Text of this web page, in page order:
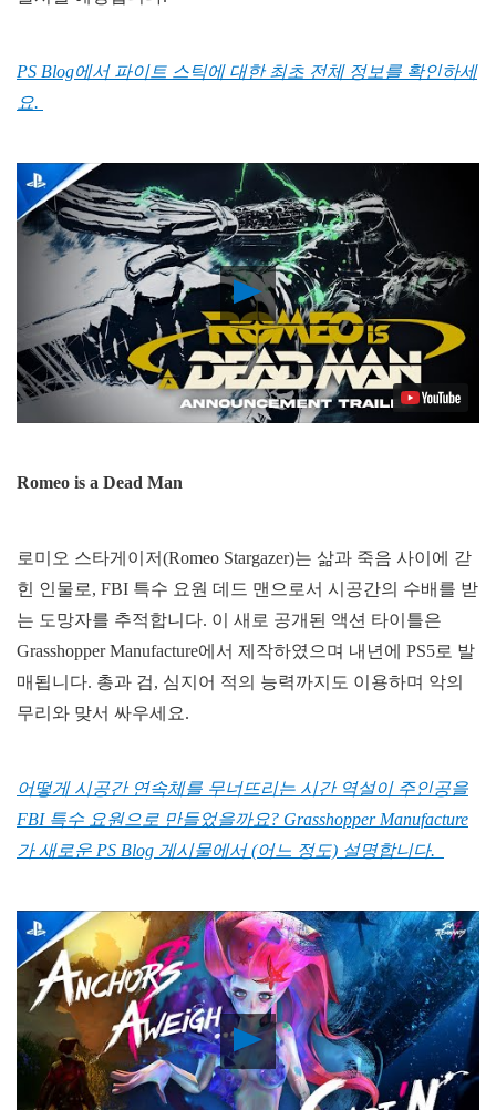
PS Blog에서 파이트 스틱에 대한 최초 전체 정보를 확인하세
요.
Play
Video
Romeo is a Dead Man
로미오 스타게이저(Romeo Stargazer)는 삶과 죽음 사이에 갇
힌 인물로, FBI 특수 요원 데드 맨으로서 시공간의 수배를 받
는 도망자를 추적합니다. 이 새로 공개된 액션 타이틀은
Grasshopper Manufacture에서 제작하였으며 내년에 PS5로 발
매됩니다. 총과 검, 심지어 적의 능력까지도 이용하며 악의
무리와 맞서 싸우세요.
어떻게 시공간 연속체를 무너뜨리는 시간 역설이 주인공을
FBI 특수 요원으로 만들었을까요? Grasshopper Manufacture
가 새로운 PS Blog 게시물에서 (어느 정도) 설명합니다.
Play
Video